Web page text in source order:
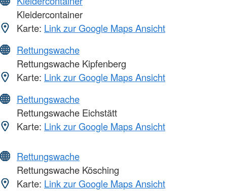
Kleidercontainer
Karte: Link zur Google Maps Ansicht
Rettungswache
Rettungswache Kipfenberg
Karte: Link zur Google Maps Ansicht
Rettungswache
Rettungswache Eichstätt
Karte: Link zur Google Maps Ansicht
Rettungswache
Rettungswache Kösching
Karte: Link zur Google Maps Ansicht